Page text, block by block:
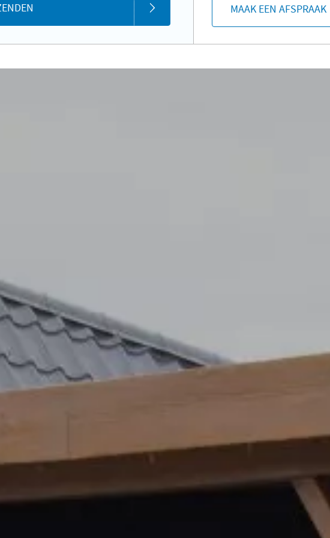
MAAK EEN AFSPRAAK